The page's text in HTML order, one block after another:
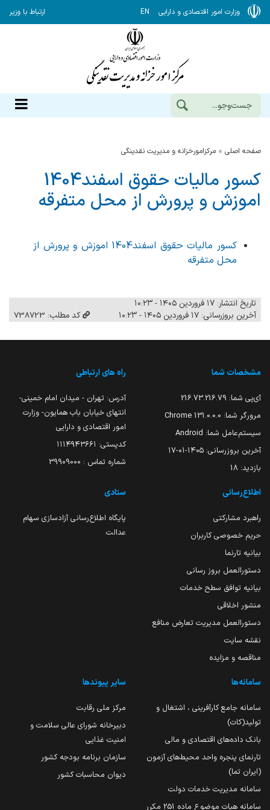
وزارت امور اقتصادی و دارایی EN ارتباط با وزیر
صفحه اصلی مرکزامورخزانه و مدیریت نقدینگی
کسور مالیات حقوق اسفند1404
اموزش و پرورش از محل متفرقه
کسور مالیات حقوق اسفند1404 اموزش و پرورش از
محل متفرقه
تاریخ انتشار: ۱۷ فروردین ۱۴۰۵ - ۱۰:۲۳
آخرین بروزرسانی: ۱۷ فروردین ۱۴۰۵ - ۱۰:۲۳
کد مطلب: 738723
مشخصات شما
آی‌پی شما: 216.73.216.79
مرورگر شما: 131.0.0.0 Chrome
سیستم‌عامل شما: Android
آخرین بروزرسانی: ۱۴۰۵-۰۱-۱۷
بازدید: 18
راه های ارتباطی
آدرس: تهران - میدان امام خمینی-
انتهای خیابان باب همایون- وزارت
امور اقتصادی و دارایی
کدپستی: ۱۱۱۴۹۴۳۶۶۱
شماره تماس : 39909000
اطلاع‌رسانی
راهبرد مشارکتی
حریم خصوصی کاربران
بیانیه تارنما
دستورالعمل بروز رسانی
بیانیه توافق سطح خدمات
منشور اخلاقی
دستورالعمل مدیریت تعارض منافع
نقشه سایت
مناقصه و مزایده
ستادی
پایگاه اطلاع‌رسانی آزادسازی سهام
عدالت
سامانه‌ها
سامانه جامع کارآفرینی ، اشتغال و
تولید(کات)
بانک داده‌های اقتصادی و مالی
تارنمای پنجره واحد محیط‌های آزمون
(ایران تما)
سامانه مدیریت خدمات دولت
سامانه هیات موضوع ماده 251 مکرر
سایر پیوندها
مرکز ملی رقابت
دبیرخانه شورای عالی سلامت و
امنیت غذایی
سازمان برنامه بودجه کشور
دیوان محاسبات کشور